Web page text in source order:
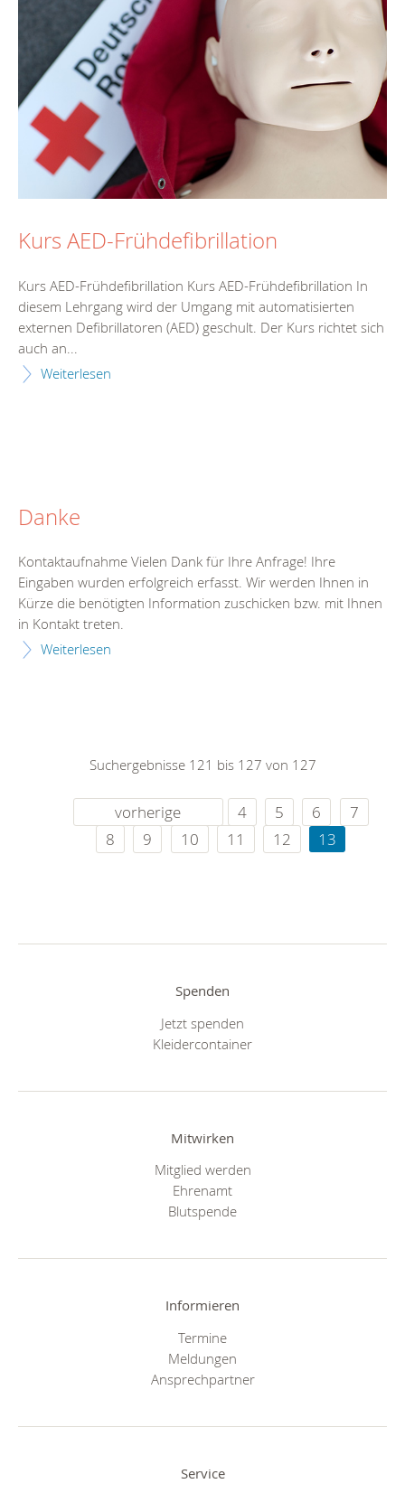
Kurs AED-Frühdefibrillation
Kurs AED-Frühdefibrillation Kurs AED-Frühdefibrillation In
diesem Lehrgang wird der Umgang mit automatisierten
externen Defibrillatoren (AED) geschult. Der Kurs richtet sich
auch an...
Weiterlesen
Danke
Kontaktaufnahme Vielen Dank für Ihre Anfrage! Ihre
Eingaben wurden erfolgreich erfasst. Wir werden Ihnen in
Kürze die benötigten Information zuschicken bzw. mit Ihnen
in Kontakt treten.
Weiterlesen
Suchergebnisse 121 bis 127 von 127
vorherige 4 5 6
7
8
9 10 11 12 13
Spenden
Jetzt spenden
Kleidercontainer
Mitwirken
Mitglied werden
Ehrenamt
Blutspende
Informieren
Termine
Meldungen
Ansprechpartner
Service